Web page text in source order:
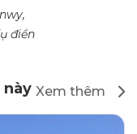
điển
này Xem thêm